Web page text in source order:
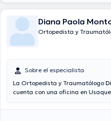
Diana Paola
Ortopedista y
Sobre el especialista
La Ortopedista y Traumatólogo
cuenta con una oficina en
en su área de especialidad. La